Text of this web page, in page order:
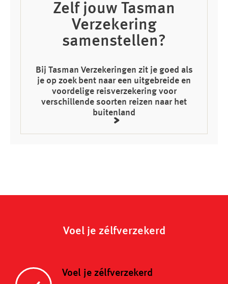
Zelf jouw Tasman
Verzekering
samenstellen?
Bij Tasman Verzekeringen zit je goed als
je op zoek bent naar een uitgebreide en
voordelige reisverzekering voor
verschillende soorten reizen naar het
buitenland
Voel je zélfverzekerd
Voel je zélfverzekerd